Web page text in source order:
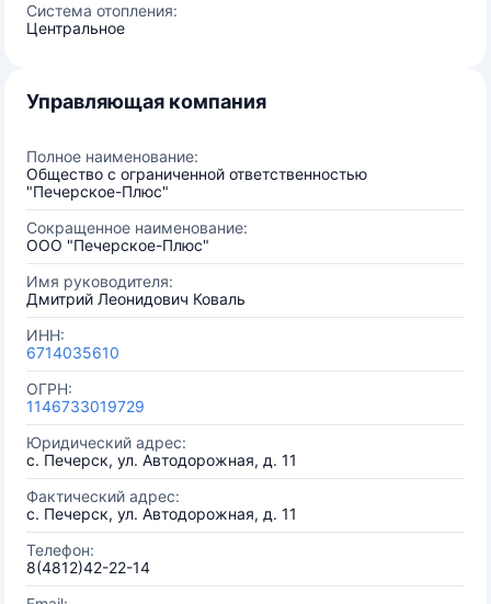
Система отопления:
Центральное
Управляющая компания
Полное наименование:
Общество с ограниченной ответственностью
"Печерское-Плюс"
Сокращенное наименование:
ООО "Печерское-Плюс"
Имя руководителя:
Дмитрий Леонидович Коваль
ИНН:
6714035610
ОГРН:
1146733019729
Юридический адрес:
с. Печерск, ул. Автодорожная, д. 11
Фактический адрес:
с. Печерск, ул. Автодорожная, д. 11
Телефон:
8(4812)42-22-14